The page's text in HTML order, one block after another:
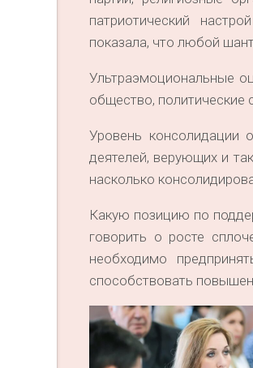
патриотический
показала, что любой
Ультраэмоциональные
общество, политические
Уровень консолидации
деятелей, верующих и
насколько
Какую позицию по
говорить о росте
необходимо
способствовать